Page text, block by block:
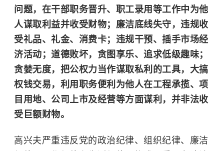
问题，在干部职务晋升、职工录用等工作中为他
人谋取利益并收受财物；廉洁底线失守，违规收
受礼品、礼金、消费卡；违规干预、插手市场经
济活动；道德败坏，贪图享乐、追求低级趣味；
贪婪无度，把公权力当作谋取私利的工具，大搞
权钱交易，利用职务便利为他人在工程承揽、项
目用地、公司上市及经营等方面谋利，并非法收
受巨额财物。
高兴夫严重违反党的政治纪律、组织纪律、廉洁